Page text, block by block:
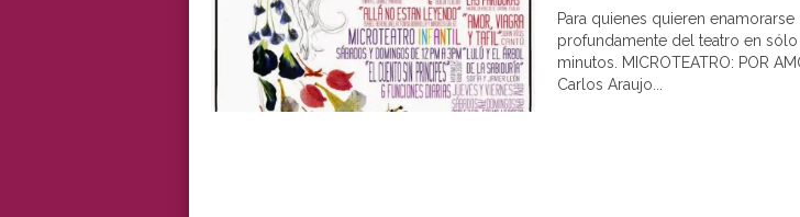
Para quienes quieren enamorarse
profundamente del teatro en
minutos. MICROTEATRO: POR
Carlos Araujo...